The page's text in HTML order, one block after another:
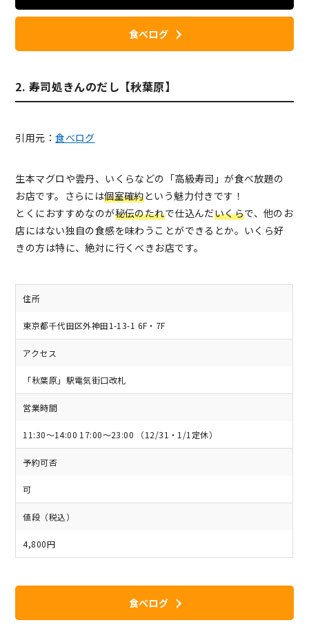
食べログ
2. 寿司処きんのだし【秋葉原】
引用元：食べログ
生本マグロや雲丹、いくらなどの「高級寿司」が食べ放題の
お店です。さらには個室確約という魅力付きです！
とくにおすすめなのが秘伝のたれで仕込んだいくらで、他のお
店にはない独自の食感を味わうことができるとか。いくら好
きの方は特に、絶対に行くべきお店です。
住所
東京都千代田区外神田1-13-1 6F・7F
アクセス
「秋葉原」駅電気街口改札
営業時間
11:30～14:00 17:00～23:00 （12/31・1/1定休）
予約可否
可
値段（税込）
4,800円
食べログ